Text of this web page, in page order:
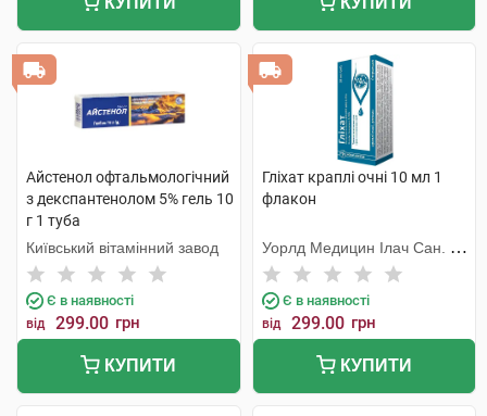
Айстенол офтальмологічний
з декспантенолом 5% гель 10
г 1 туба
Київський вітамінний завод
Є в наявності
від 299.00 грн
КУПИТИ
Гліхат краплі очні 10 мл 1
флакон
Уорлд Медицин Ілач Сан. Ве
Тідж
Є в наявності
від 299.00 грн
КУПИТИ